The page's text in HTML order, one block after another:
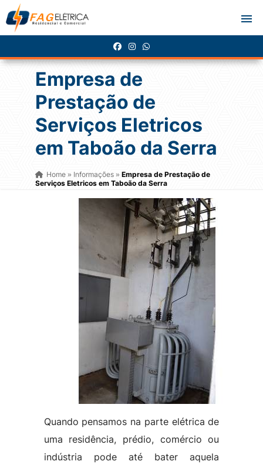
Empresa de
Prestação de
Serviços Eletricos
em Taboão da Serra
Home» Informações » Empresa de Prestação de
Serviços Eletricos em Taboão da Serra
Quando pensamos na parte elétrica de
uma residência, prédio, comércio ou
indústria pode até bater aquela